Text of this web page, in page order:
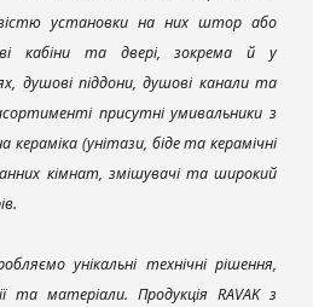
установки на них штор або
кабіни та двері, зокрема й у
душові піддони, душові канали та
присутні умивальники з
(унітази, біде та керамічні
кімнат, змішувачі та широкий
унікальні технічні рішення,
та матеріали. Продукція RAVAK з